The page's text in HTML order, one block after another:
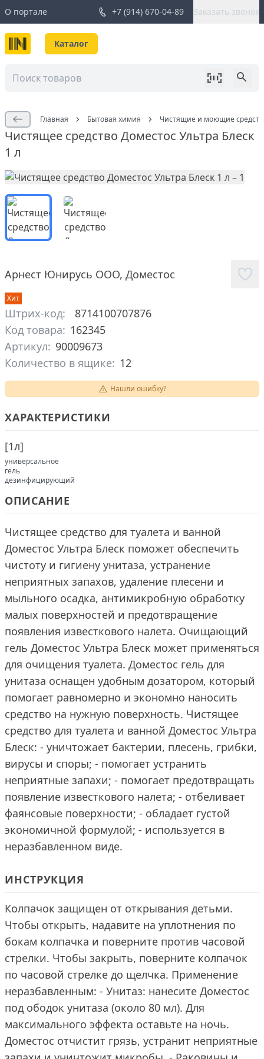
О портале +7 (914) 670-04-89 Заказать звонок
Каталог
Главная Бытовая химия Чистящие и моющие
Чистящее средство Доместос Ультра Блеск
1 л
Арнест Юнирусь ООО, Доместос
Хит
Штрих-код:
8714100707876
Код товара: 162345
Артикул: 90009673
Количество в ящике: 12
Нашли ошибку?
ХАРАКТЕРИСТИКИ
[1л]
универсальное
гель
дезинфицирующий
ОПИСАНИЕ
Чистящее средство для туалета и ванной
Доместос Ультра Блеск поможет обеспечить
чистоту и гигиену унитаза, устранение
неприятных запахов, удаление плесени и
мыльного осадка, антимикробную обработку
малых поверхностей и предотвращение
появления известкового налета. Очищающий
гель Доместос Ультра Блеск может применяться
для очищения туалета. Доместос гель для
унитаза оснащен удобным дозатором, который
помогает равномерно и экономно наносить
средство на нужную поверхность. Чистящее
средство для туалета и ванной Доместос Ультра
Блеск: - уничтожает бактерии, плесень, грибки,
вирусы и споры; - помогает устранить
неприятные запахи; - помогает предотвращать
появление известкового налета; - отбеливает
фаянсовые поверхности; - обладает густой
экономичной формулой; - используется в
неразбавленном виде.
ИНСТРУКЦИЯ
Колпачок защищен от открывания детьми.
Чтобы открыть, надавите на уплотнения по
бокам колпачка и поверните против часовой
стрелки. Чтобы закрыть, поверните колпачок
по часовой стрелке до щелчка. Применение
неразбавленным: - Унитаз: нанесите Доместос
под ободок унитаза (около 80 мл). Для
максимального эффекта оставьте на ночь.
Доместос отчистит грязь, устранит неприятные